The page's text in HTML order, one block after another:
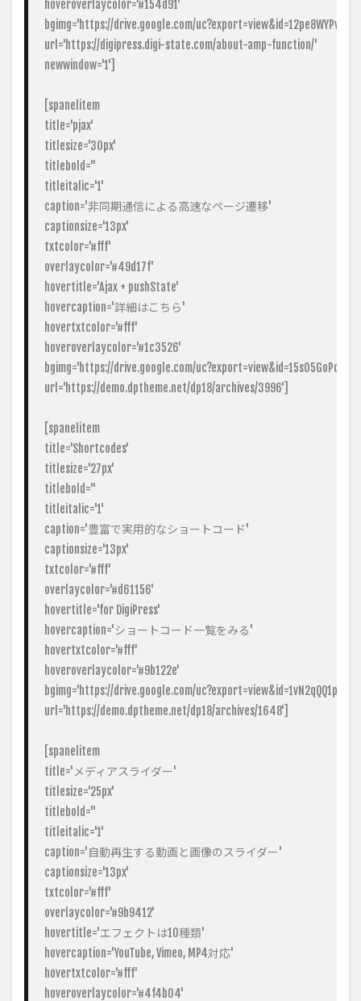
hoveroverlaycolor='#154d91'
bgimg='https://drive.google.com/
url='https://digipress.digi-state.com/about-amp-function/'
newwindow='1']
[spanelitem
title='pjax'
titlesize='30px'
titlebold=''
titleitalic='1'
caption='非同期通信による高速なページ遷移'
captionsize='13px'
txtcolor='#fff'
overlaycolor='#49d17f'
hovertitle='Ajax + pushState'
hovercaption='詳細はこちら'
hovertxtcolor='#fff'
hoveroverlaycolor='#1c3526'
bgimg='https://drive.google.com/
url='https://demo.dptheme.net/dp18/archives/3996']
[spanelitem
title='Shortcodes'
titlesize='27px'
titlebold=''
titleitalic='1'
caption='豊富で実用的なショートコード'
captionsize='13px'
txtcolor='#fff'
overlaycolor='#d61156'
hovertitle='for DigiPress'
hovercaption='ショートコード一覧をみる'
hovertxtcolor='#fff'
hoveroverlaycolor='#9b122e'
bgimg='https://drive.google.com/
url='https://demo.dptheme.net/dp18/archives/1648']
[spanelitem
title='メディアスライダー'
titlesize='25px'
titlebold=''
titleitalic='1'
caption='自動再生する動画と画像のスライダー'
captionsize='13px'
txtcolor='#fff'
overlaycolor='#9b9412'
hovertitle='エフェクトは10種類'
hovercaption='YouTube, Vimeo, MP4対応'
hovertxtcolor='#fff'
hoveroverlaycolor='#4f4b04'